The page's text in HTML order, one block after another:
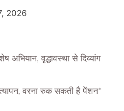
2026
अभियान, वृद्धावस्था से दिव्यांग
वरना रुक सकती है पेंशन*